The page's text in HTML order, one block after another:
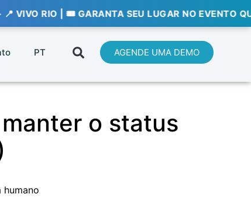
GARANTA SEU LUGAR NO EVENTO QUE VAI
PT AGENDE UMA DEMO
o status
humano